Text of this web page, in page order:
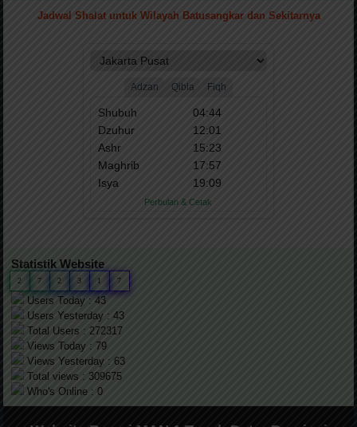
Jadwal Shalat untuk Wilayah Batusangkar dan Sekitarnya
Statistik Website
2 7 2 3 1 7
Users Today : 43
Users Yesterday : 43
Total Users : 272317
Views Today : 79
Views Yesterday : 63
Total views : 309675
Who's Online : 0